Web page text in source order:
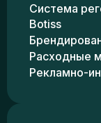
Система
Botiss
Расходные
Рекламно-